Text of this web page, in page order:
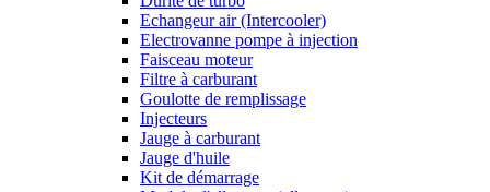
Echangeur air (Intercooler)
Electrovanne pompe à injection
Faisceau moteur
Filtre à carburant
Goulotte de remplissage
Injecteurs
Jauge à carburant
Jauge d'huile
Kit de démarrage